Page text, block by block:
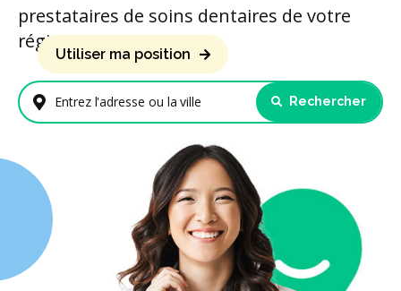
prestataires de soins dentaires de votre
région.
Entrez l'adresse ou la ville
Utiliser ma position
Rechercher